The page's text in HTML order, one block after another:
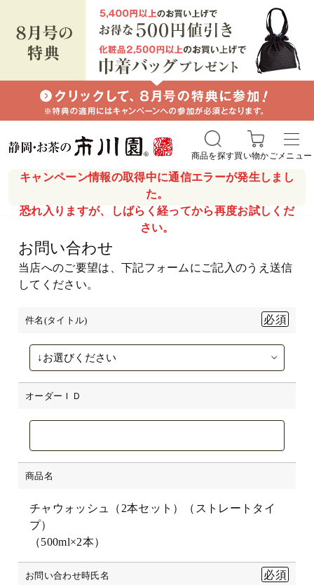
キャンペーン情報の取得中に通信エラーが発生しまし
た。
恐れ入りますが、しばらく経ってから再度お試しくだ
さい。
商品を探す買い物かごメニュー
お問い合わせ
当店へのご要望は、下記フォームにご記入のうえ送信
してください。
件名(タイトル)
オーダーＩＤ
商品名
チャウォッシュ（2本セット）（ストレートタイ
プ）
（500ml×2本）
お問い合わせ時氏名